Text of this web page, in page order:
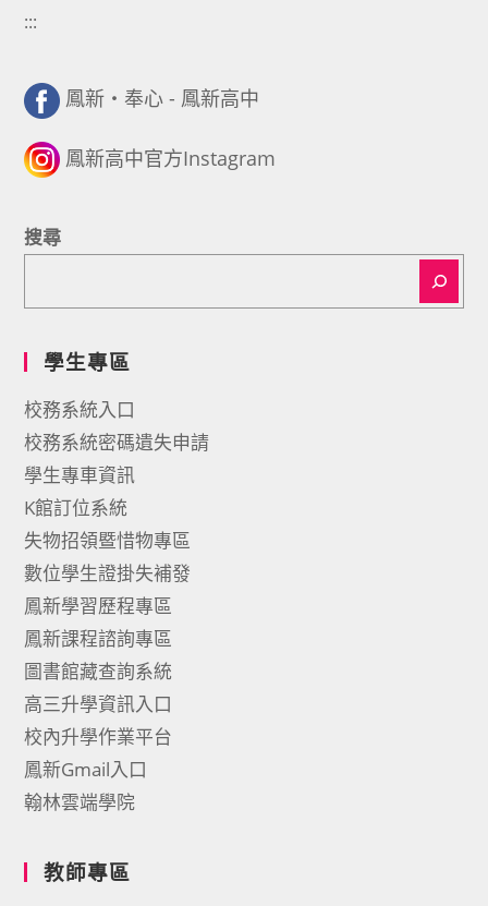
:::
鳳新・奉心 - 鳳新高中
鳳新高中官方Instagram
搜尋
學生專區
校務系統入口
校務系統密碼遺失申請
學生專車資訊
K館訂位系統
失物招領暨惜物專區
數位學生證掛失補發
鳳新學習歷程專區
鳳新課程諮詢專區
圖書館藏查詢系統
高三升學資訊入口
校內升學作業平台
鳳新Gmail入口
翰林雲端學院
教師專區